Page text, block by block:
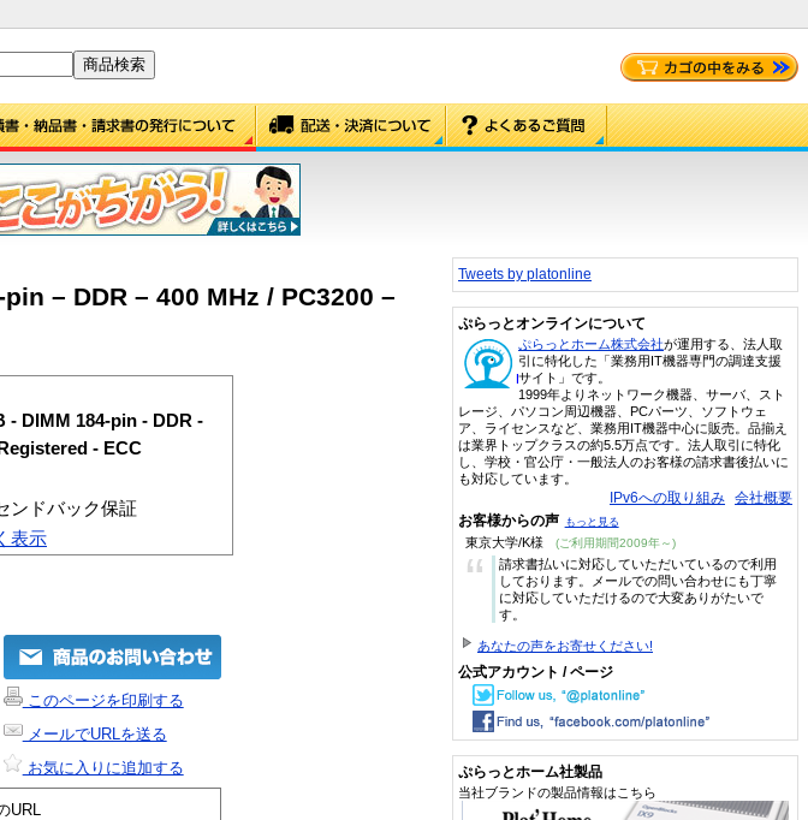
– DDR – 400 MHz / PC3200 –
- DIMM 184-pin - DDR -
- ECC
ンドバック保証
表示
このページを印刷する
メールでURLを送る
お気に入りに追加する
URL
Tweets by platonline
ぷらっとオンラインについて
ぷらっとホーム株式会社が運用する、法人取
引に特化した「業務用IT機器専門の調達支援
サイト」です。
1999年よりネットワーク機器、サーバ、スト
レージ、パソコン周辺機器、PCパーツ、ソフトウェ
ア、ライセンスなど、業務用IT機器中心に販売。品揃え
は業界トップクラスの約5.5万点です。法人取引に特化
し、学校・官公庁・一般法人のお客様の請求書後払いに
も対応しています。
IPv6への取り組み 会社概要
お客様からの声 もっと見る
東京大学/K様 (ご利用期間2009年～)
“
請求書払いに対応していただいているので利用
しております。メールでの問い合わせにも丁寧
に対応していただけるので大変ありがたいで
す。
あなたの声をお寄せください!
公式アカウント / ページ
ぷらっとホーム社製品
当社ブランドの製品情報はこちら